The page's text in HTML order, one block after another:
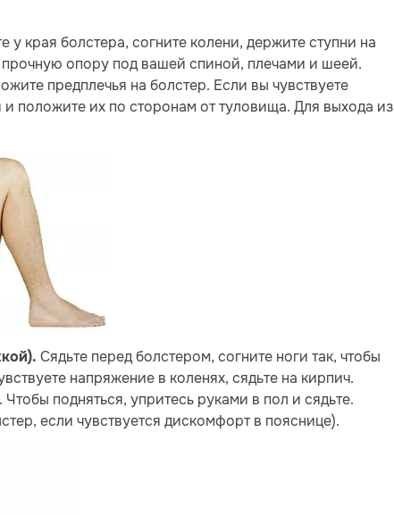
у края болстера, согните колени, держите ступни на
прочную опору под вашей спиной, плечами и шеей.
предплечья на болстер. Если вы чувствуете
положите их по сторонам от туловища. Для выхода из
Сядьте перед болстером, согните ноги так, чтобы
напряжение в коленях, сядьте на кирпич.
подняться, упритесь руками в пол и сядьте.
если чувствуется дискомфорт в пояснице).